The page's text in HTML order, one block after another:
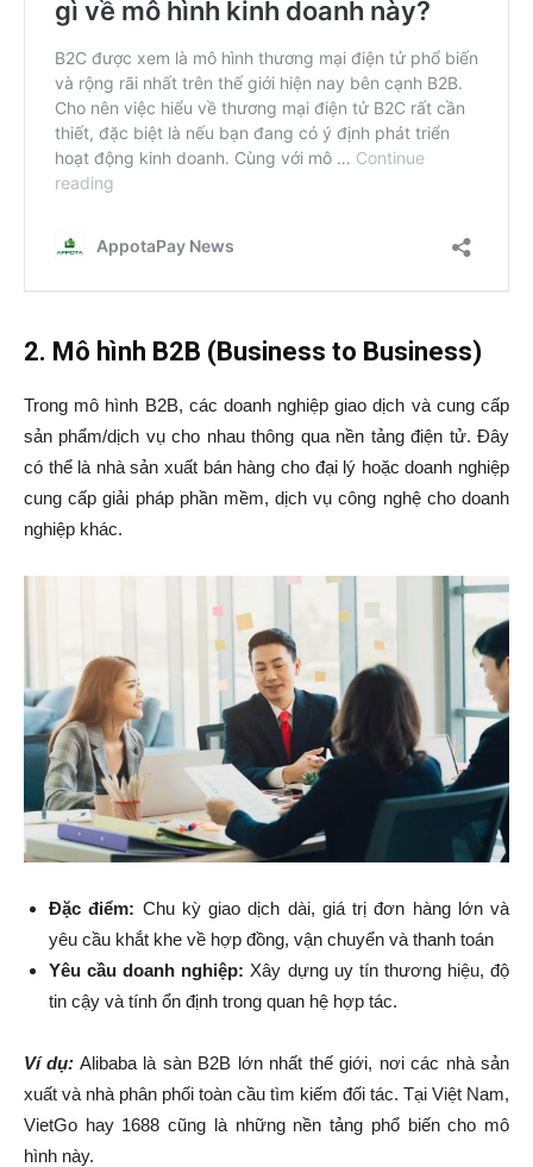
2. Mô hình B2B (Business to Business)
Trong mô hình B2B, các doanh nghiệp giao dịch và cung cấp
sản phẩm/dịch vụ cho nhau thông qua nền tảng điện tử. Đây
có thể là nhà sản xuất bán hàng cho đại lý hoặc doanh nghiệp
cung cấp giải pháp phần mềm, dịch vụ công nghệ cho doanh
nghiệp khác.
Đặc điểm: Chu kỳ giao dịch dài, giá trị đơn hàng lớn và
yêu cầu khắt khe về hợp đồng, vận chuyển và thanh toán
Yêu cầu doanh nghiệp: Xây dựng uy tín thương hiệu, độ
tin cậy và tính ổn định trong quan hệ hợp tác.
Ví dụ: Alibaba là sàn B2B lớn nhất thế giới, nơi các nhà sản
xuất và nhà phân phối toàn cầu tìm kiếm đối tác. Tại Việt Nam,
VietGo hay 1688 cũng là những nền tảng phổ biến cho mô
hình này.